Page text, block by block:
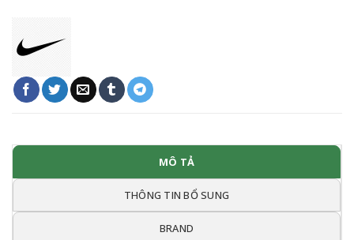
MÔ TẢ
THÔNG TIN BỔ SUNG
BRAND